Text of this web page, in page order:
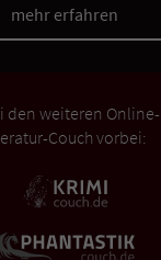
mehr erfahren
den weiteren
Couch vorbei: